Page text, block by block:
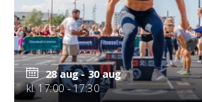
28 aug - 30 aug
kl. 17:00 - 17:30